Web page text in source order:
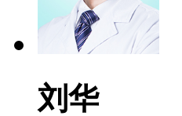
刘华